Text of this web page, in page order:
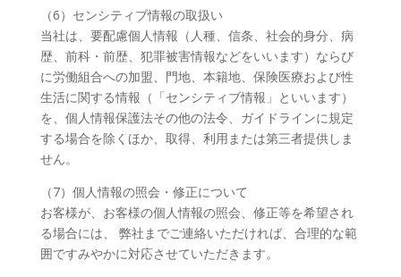
（6）センシティブ情報の取扱い
当社は、要配慮個人情報（人種、信条、社会的身分、病
歴、前科・前歴、犯罪被害情報などをいいます）ならび
に労働組合への加盟、門地、本籍地、保険医療および性
生活に関する情報（「センシティブ情報」といいます）
を、個人情報保護法その他の法令、ガイドラインに規定
する場合を除くほか、取得、利用または第三者提供しま
せん。
（7）個人情報の照会・修正について
お客様が、お客様の個人情報の照会、修正等を希望され
る場合には、 弊社までご連絡いただければ、合理的な範
囲ですみやかに対応させていただきます。